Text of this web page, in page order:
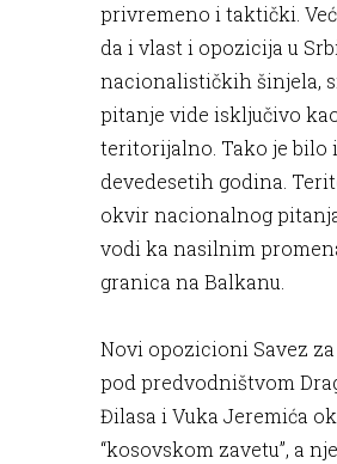
privremeno i taktički.
da i vlast i opozicija u
nacionalističkih šinjela,
pitanje vide isključivo
teritorijalno. Tako je bilo i
devedesetih godina.
okvir nacionalnog
vodi ka nasilnim
granica na Balkanu.
Novi opozicioni Savez za
pod predvodništvom
Đilasa i Vuka Jeremića
“kosovskom zavetu”, a